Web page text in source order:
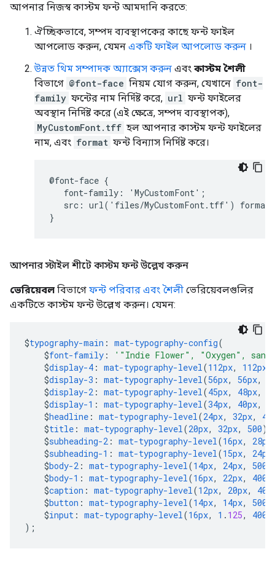
আপনার নিজস্ব কাস্টম ফন্ট আমদানি করতে:
ঐচ্ছিকভাবে, সম্পদ ব্যবস্থাপকের কাছে ফন্ট ফাইল
আপলোড করুন, যেমন একটি ফাইল আপলোড করুন ।
উন্নত থিম সম্পাদক অ্যাক্সেস করুন এবং কাস্টম শৈলী
বিভাগে @font-face নিয়ম যোগ করুন, যেখানে font-
family ফন্টের নাম নির্দিষ্ট করে, url ফন্ট ফাইলের
অবস্থান নির্দিষ্ট করে (এই ক্ষেত্রে, সম্পদ ব্যবস্থাপক),
MyCustomFont.tff হল আপনার কাস্টম ফন্ট ফাইলের
নাম, এবং format ফন্ট বিন্যাস নির্দিষ্ট করে।
@font-face {
font-family : ' MyCustomFont ' ;
src : url ( ' files/MyCustomFont . tff' ) format
}
আপনার স্টাইল শীটে কাস্টম ফন্ট উল্লেখ করুন
ভেরিয়েবল বিভাগে ফন্ট পরিবার এবং শৈলী ভেরিয়েবলগুলির
একটিতে কাস্টম ফন্ট উল্লেখ করুন। যেমন:
$typography-main : mat-typography-config(
$font-family :
'"Indie Flower", "Oxygen",
$display-4 : mat-typography-level (112px, 112px
$display-3 : mat-typography-level (56px, 56px,
$display-2 : mat-typography-level (45px, 48px,
$display-1 : mat-typography-level (34px, 40px,
$headline : mat-typography-level (24px, 32px,
$title : mat-typography-level (20px, 32px, 500),
$subheading-2 : mat-typography-level (16px, 28px
$subheading-1 : mat-typography-level (15px, 24px
$body-2 : mat-typography-level (14px, 24px, 500
$body-1 : mat-typography-level (16px, 22px, 400
$caption : mat-typography-level (12px, 20px, 400
$button : mat-typography-level (14px, 14px, 500
$input : mat-typography-level (16px, 1 . 125, 400
);